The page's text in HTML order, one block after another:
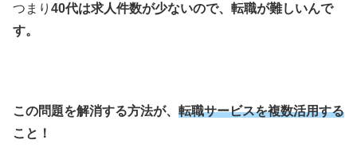
つまり 40代は求人件数が少ないので、転職が難しいんで
す。
この問題を解消する方法が、 転職サービスを複数活用する
こと！